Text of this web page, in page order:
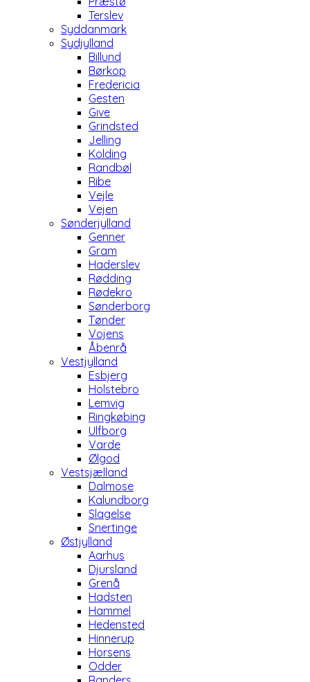
Terslev
Syddanmark
Sydjylland
Billund
Børkop
Fredericia
Gesten
Give
Grindsted
Jelling
Kolding
Randbøl
Ribe
Vejle
Vejen
Sønderjylland
Genner
Gram
Haderslev
Rødding
Rødekro
Sønderborg
Tønder
Vojens
Åbenrå
Vestjylland
Esbjerg
Holstebro
Lemvig
Ringkøbing
Ulfborg
Varde
Ølgod
Vestsjælland
Dalmose
Kalundborg
Slagelse
Snertinge
Østjylland
Aarhus
Djursland
Grenå
Hadsten
Hammel
Hedensted
Hinnerup
Horsens
Odder